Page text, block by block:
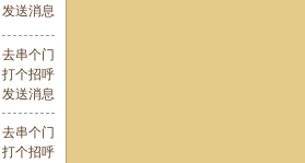
发送消息
去串个门
打个招呼
发送消息
去串个门
打个招呼